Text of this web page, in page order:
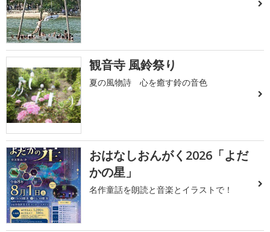
観音寺 風鈴祭り
夏の風物詩 心を癒す鈴の音色
おはなしおんがく2026「よだ
かの星」
名作童話を朗読と音楽とイラストで！